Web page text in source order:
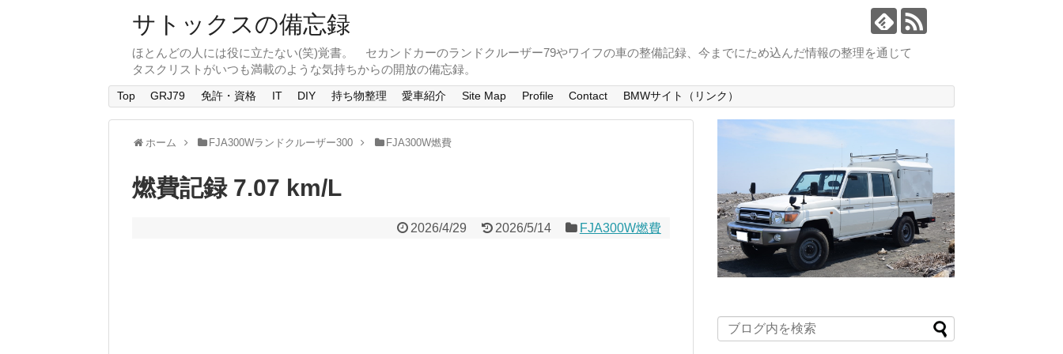
サトックスの備忘録
ほとんどの人には役に立たない(笑)覚書。 セカンドカーのランドクルーザー79やワイフの車の整備記録、今までにため込んだ情報の整理を通じて
タスクリストがいつも満載のような気持ちからの開放の備忘録。
Top GRJ79 免許・資格 IT DIY 持ち物整理 愛車紹介 Site Map Profile Contact BMWサイト（リンク）
ホーム FJA300Wランドクルーザー300 FJA300W燃費
燃費記録 7.07 km/L
2026/4/29 2026/5/14 FJA300W燃費